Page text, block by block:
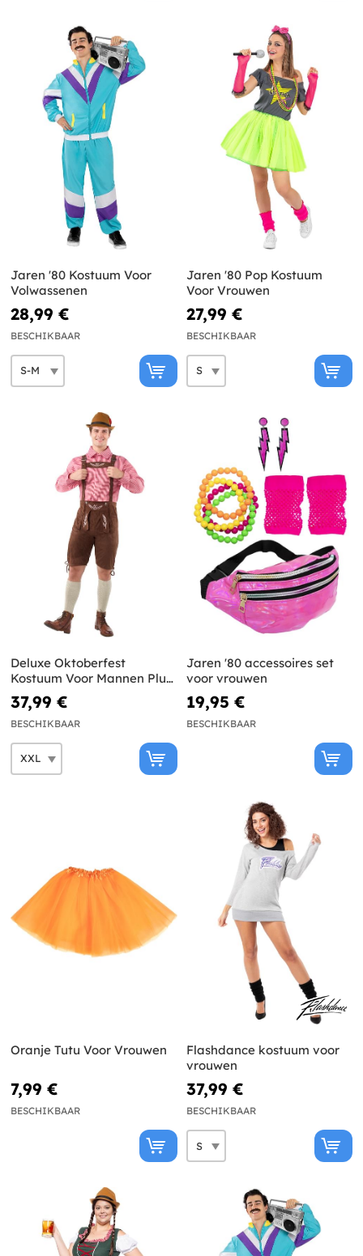
Jaren '80 Kostuum Voor
Volwassenen
28,99 €
BESCHIKBAAR
Jaren '80 Pop Kostuum
Voor Vrouwen
27,99 €
BESCHIKBAAR
Deluxe Oktoberfest
Kostuum Voor Mannen Plus
Size
37,99 €
BESCHIKBAAR
Jaren '80 accessoires set
voor vrouwen
19,95 €
BESCHIKBAAR
Oranje Tutu Voor Vrouwen
7,99 €
BESCHIKBAAR
Flashdance kostuum voor
vrouwen
37,99 €
BESCHIKBAAR